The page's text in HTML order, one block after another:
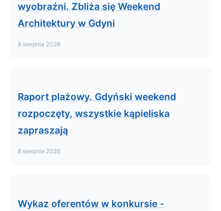
wyobraźni. Zbliża się Weekend
Architektury w Gdyni
8 sierpnia 2026
Raport plażowy. Gdyński weekend
rozpoczęty, wszystkie kąpieliska
zapraszają
8 sierpnia 2026
Wykaz oferentów w konkursie -